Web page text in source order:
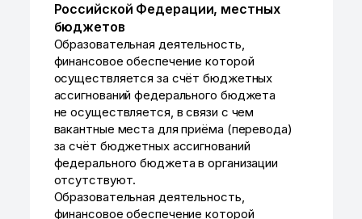
Российской Федерации, местных
бюджетов
Образовательная деятельность,
финансовое обеспечение которой
осуществляется за счёт бюджетных
ассигнований федерального бюджета
не осуществляется, в связи с чем
вакантные места для приёма (перевода)
за счёт бюджетных ассигнований
федерального бюджета в организации
отсутствуют.
Образовательная деятельность,
финансовое обеспечение которой